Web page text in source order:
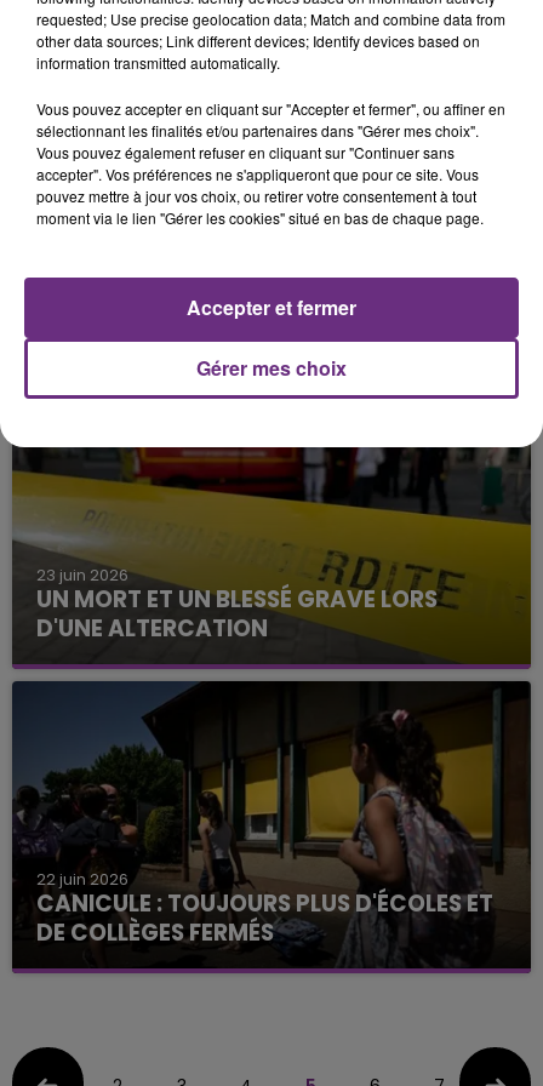
SANS-ABRI.
PAS DE TRANSPORT SCOLAIRE DANS LA
MARNE JEUDI ET VENDREDI APRÈS-MIDI
23 juin 2026
UN MORT ET UN BLESSÉ GRAVE LORS
D'UNE ALTERCATION
22 juin 2026
CANICULE : TOUJOURS PLUS D'ÉCOLES ET
DE COLLÈGES FERMÉS
requested; Use precise geolocation data; Match and combine data from
other data sources; Link different devices; Identify devices based on
information transmitted automatically.
Vous pouvez accepter en cliquant sur "Accepter et fermer", ou affiner en
sélectionnant les finalités et/ou partenaires dans "Gérer mes choix".
Vous pouvez également refuser en cliquant sur "Continuer sans
accepter". Vos préférences ne s'appliqueront que pour ce site. Vous
pouvez mettre à jour vos choix, ou retirer votre consentement à tout
moment via le lien "Gérer les cookies" situé en bas de chaque page.
Gérer mes choix
Accepter et fermer